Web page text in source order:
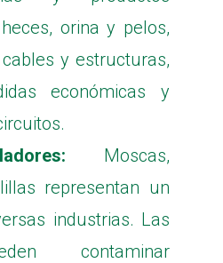
orina y pelos,
y estructuras,
económicas y
Moscas,
representan un
industrias. Las
contaminar